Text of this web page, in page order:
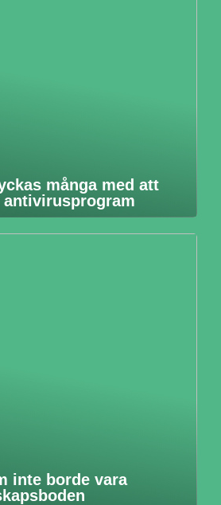
många med att
inte borde vara